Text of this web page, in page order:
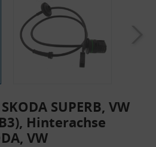
SUPERB, VW
Hinterachse
VW